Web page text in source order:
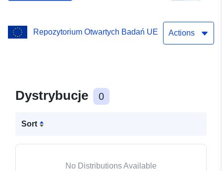
Repozytorium Otwartych Badań UE Actions
Dystrybucje 0
Sort
No Distributions Available